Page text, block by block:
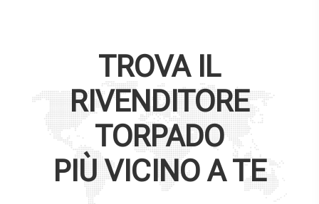
TROVA IL
RIVENDITORE
TORPADO
PIÙ VICINO A TE